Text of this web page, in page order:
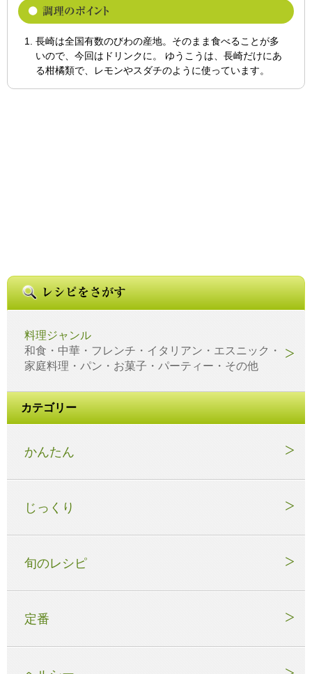
長崎は全国有数のびわの産地。そのまま食べることが多
いので、今回はドリンクに。 ゆうこうは、長崎だけにあ
る柑橘類で、レモンやスダチのように使っています。
料理ジャンル
和食・中華・フレンチ・イタリアン・エスニック・
家庭料理・パン・お菓子・パーティー・その他
カテゴリー
かんたん
じっくり
旬のレシピ
定番